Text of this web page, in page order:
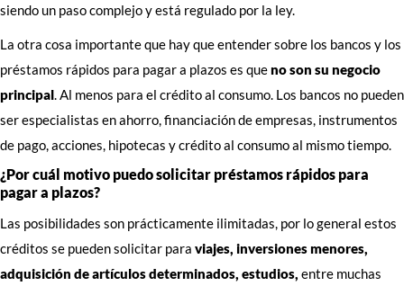
siendo un paso complejo y está regulado por la ley.
La otra cosa importante que hay que entender sobre los bancos y los
préstamos rápidos para pagar a plazos es queno son su negocio
principal. Al menos para el crédito al consumo. Los bancos no pueden
ser especialistas en ahorro, financiación de empresas, instrumentos
de pago, acciones, hipotecas y crédito al consumo al mismo tiempo.
¿Por cuál motivo puedo solicitar préstamos rápidos para
pagar a plazos?
Las posibilidades son prácticamente ilimitadas, por lo general estos
créditos se pueden solicitar para viajes, inversiones menores,
adquisición de artículos determinados, estudios, entre muchas